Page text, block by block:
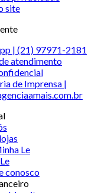
site
| (21) 97971-2181
atendimento
de Imprensa |
Le
conosco